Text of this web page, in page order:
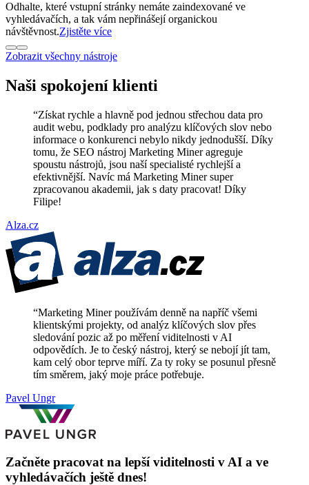
Odhalte, které vstupní stránky nemáte zaindexované ve
vyhledávačích, a tak vám nepřinášejí organickou
návštěvnost.Zjistěte více
Zobrazit všechny nástroje
Naši spokojení klienti
“Získat rychle a hlavně pod jednou střechou data pro
audit webu, podklady pro analýzu klíčových slov nebo
informace o konkurenci nebylo nikdy jednodušší. Díky
tomu, že SEO nástroj Marketing Miner agreguje
spoustu nástrojů, jsou naší specialisté rychlejší a
efektivnější. Navíc má Marketing Miner super
zpracovanou akademii, jak s daty pracovat! Díky
Filipe!
Alza.cz
“Marketing Miner používám denně na napříč všemi
klientskými projekty, od analýz klíčových slov přes
sledování pozic až po měření viditelnosti v AI
odpovědích. Je to český nástroj, který se nebojí jít tam,
kam celý obor teprve míří. Za ty roky se posunul přesně
tím směrem, jaký moje práce potřebuje.
Pavel Ungr
Začněte pracovat na lepší viditelnosti v AI a ve
vyhledávačích ještě dnes!